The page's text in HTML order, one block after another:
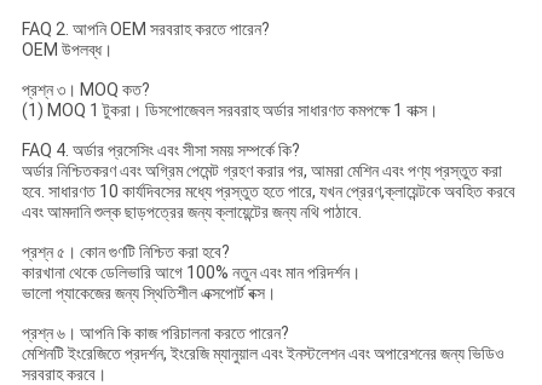
FAQ 2. আপনি OEM সরবরাহ করতে পারেন?
OEM উপলব্ধ।
প্রশ্ন ৩। MOQ কত?
(1) MOQ 1 টুকরা। ডিসপোজেবল সরবরাহ অর্ডার সাধারণত কমপক্ষে 1 বাক্স।
FAQ 4. অর্ডার প্রসেসিং এবং সীসা সময় সম্পর্কে কি?
অর্ডার নিশ্চিতকরণ এবং অগ্রিম পেমেন্ট গ্রহণ করার পর, আমরা মেশিন এবং পণ্য প্রস্তুত করা
হবে. সাধারণত 10 কার্যদিবসের মধ্যে প্রস্তুত হতে পারে, যখন প্রেরণ,ক্লায়েন্টকে অবহিত করবে
এবং আমদানি শুল্ক ছাড়পত্রের জন্য ক্লায়েন্টের জন্য নথি পাঠাবে.
প্রশ্ন ৫। কোন গুণটি নিশ্চিত করা হবে?
কারখানা থেকে ডেলিভারি আগে 100% নতুন এবং মান পরিদর্শন।
ভালো প্যাকেজের জন্য স্থিতিশীল এক্সপোর্ট বক্স।
প্রশ্ন ৬। আপনি কি কাজ পরিচালনা করতে পারেন?
মেশিনটি ইংরেজিতে প্রদর্শন, ইংরেজি ম্যানুয়াল এবং ইনস্টলেশন এবং অপারেশনের জন্য ভিডিও
সরবরাহ করবে।